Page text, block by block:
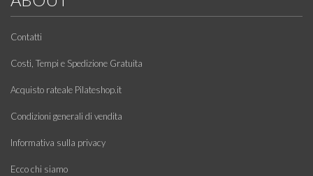
Contatti
Costi, Tempi e Spedizione Gratuita
Acquisto rateale Pilateshop.it
Condizioni generali di vendita
Informativa sulla privacy
Ecco chi siamo